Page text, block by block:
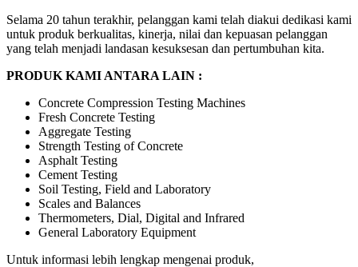
Selama 20 tahun terakhir, pelanggan kami telah diakui dedikasi kami
untuk produk berkualitas, kinerja, nilai dan kepuasan pelanggan
yang telah menjadi landasan kesuksesan dan pertumbuhan kita.
PRODUK KAMI ANTARA LAIN :
Concrete Compression Testing Machines
Fresh Concrete Testing
Aggregate Testing
Strength Testing of Concrete
Asphalt Testing
Cement Testing
Soil Testing, Field and Laboratory
Scales and Balances
Thermometers, Dial, Digital and Infrared
General Laboratory Equipment
Untuk informasi lebih lengkap mengenai produk,